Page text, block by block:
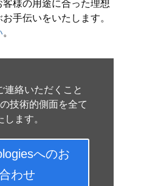
様の用途に合った理想
手伝いをいたします。
。
連絡いただくこと
技術的側面を全て
します。
へのお
わせ